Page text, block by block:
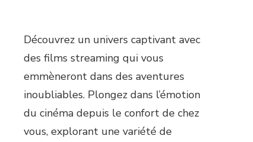
Découvrez un univers captivant avec
des films streaming qui vous
emmèneront dans des aventures
inoubliables. Plongez dans l’émotion
du cinéma depuis le confort de chez
vous, explorant une variété de